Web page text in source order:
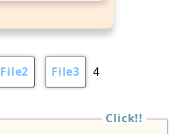
File2 File3 4